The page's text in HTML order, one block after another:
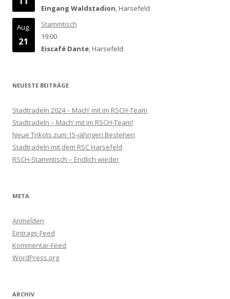
Eingang Waldstadion, Harsefeld
Aug.
21
Stammtisch
19:00
Eiscafé Dante, Harsefeld
NEUESTE BEITRÄGE
Stadtradeln 2024 – Mach‘ mit im RSCH-Team
Stadtradeln – Mach‘ mit im RSCH-Team!
Neue Trikots zum 15-jährigen Bestehen
Stadtradeln mit dem RSC Harsefeld
RSCH-Stammtisch – Endlich wieder
META
Anmelden
Eintrags-Feed
Kommentar-Feed
WordPress.org
ARCHIV